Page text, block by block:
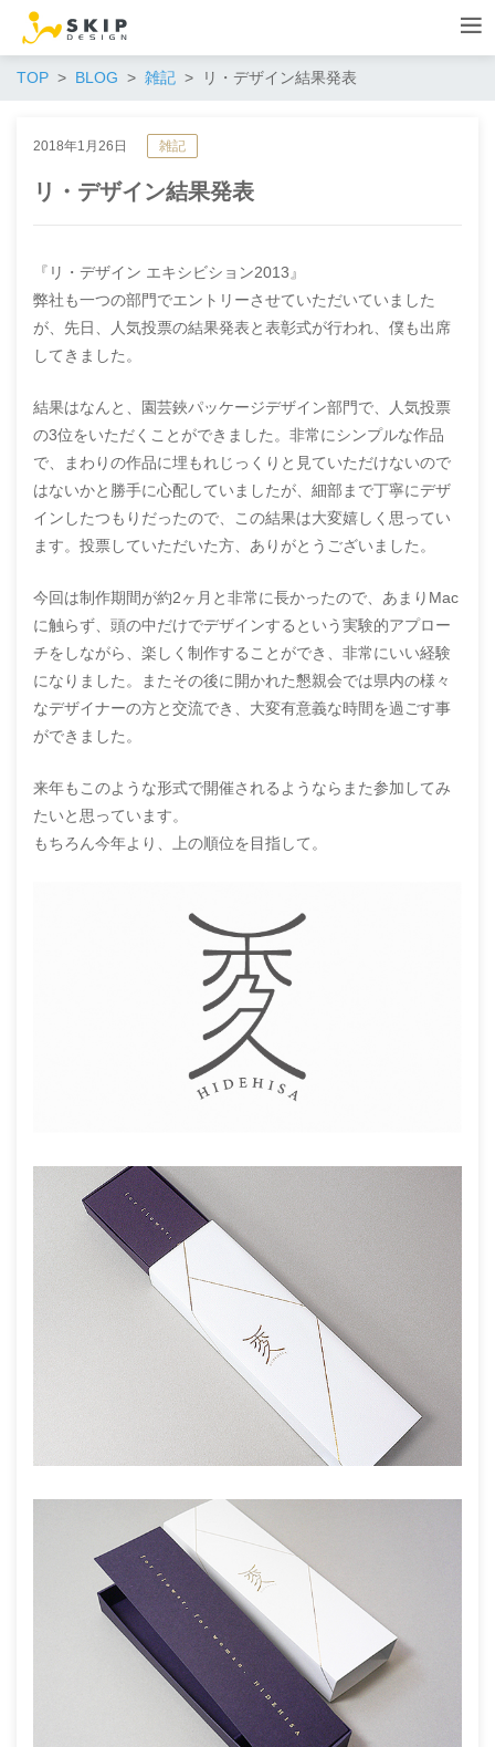
TOP BLOG 雑記 リ・デザイン結果発表
2018年1月26日 雑記
リ・デザイン結果発表
『リ・デザイン エキシビション2013』
弊社も一つの部門でエントリーさせていただいていました
が、先日、人気投票の結果発表と表彰式が行われ、僕も出席
してきました。
結果はなんと、園芸鋏パッケージデザイン部門で、人気投票
の3位をいただくことができました。非常にシンプルな作品
で、まわりの作品に埋もれじっくりと見ていただけないので
はないかと勝手に心配していましたが、細部まで丁寧にデザ
インしたつもりだったので、この結果は大変嬉しく思ってい
ます。投票していただいた方、ありがとうございました。
今回は制作期間が約2ヶ月と非常に長かったので、あまりMac
に触らず、頭の中だけでデザインするという実験的アプロー
チをしながら、楽しく制作することができ、非常にいい経験
になりました。またその後に開かれた懇親会では県内の様々
なデザイナーの方と交流でき、大変有意義な時間を過ごす事
ができました。
来年もこのような形式で開催されるようならまた参加してみ
たいと思っています。
もちろん今年より、上の順位を目指して。